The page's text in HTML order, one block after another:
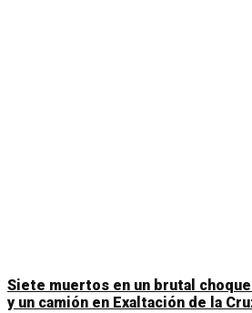
Siete muertos en un brutal
y un camión en Exaltación de la